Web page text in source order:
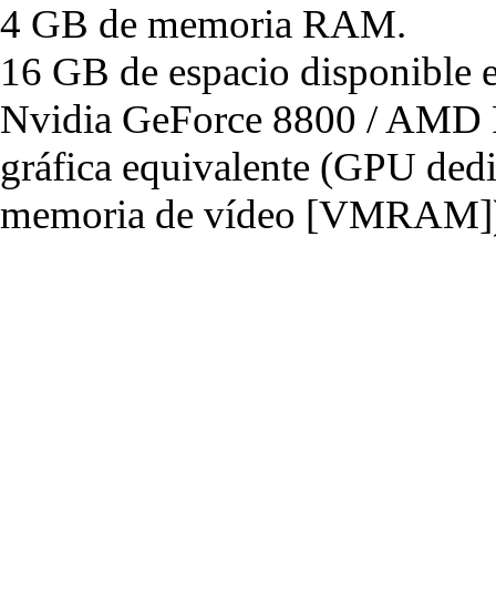
4 GB de memoria RAM.
16 GB de espacio disponible
Nvidia GeForce 8800 / AMD
gráfica equivalente (GPU
memoria de vídeo